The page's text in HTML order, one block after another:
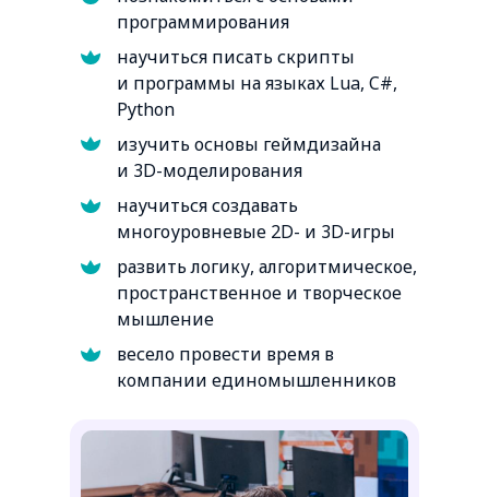
развить логику, алгоритмическое,
пространственное и творческое
мышление
изучить основы геймдизайна
и 3D-моделирования
программирования
научиться писать скрипты
и программы на языках Lua, C#,
Python
научиться создавать
многоуровневые 2D- и 3D-игры
весело провести время в
компании единомышленников